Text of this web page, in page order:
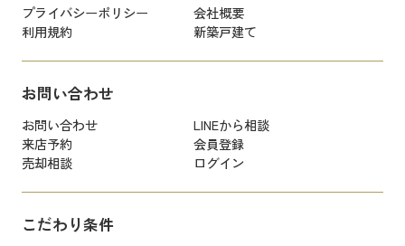
プライバシーポリシー
会社概要
利用規約
新築戸建て
お問い合わせ
お問い合わせ
LINEから相談
来店予約
会員登録
売却相談
ログイン
こだわり条件